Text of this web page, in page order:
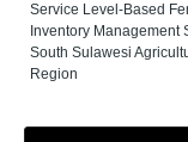
Service Level-Based
Inventory Management
South Sulawesi
Region